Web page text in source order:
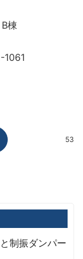
棟
53
制振ダンパー